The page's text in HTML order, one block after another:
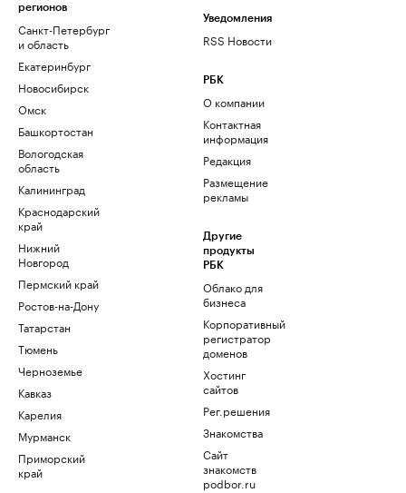
регионов
Санкт-Петербург
и область
Екатеринбург
Новосибирск
Омск
Башкортостан
Вологодская
область
Калининград
Краснодарский
край
Нижний
Новгород
Пермский край
Ростов-на-Дону
Татарстан
Тюмень
Черноземье
Кавказ
Карелия
Мурманск
Приморский
край
Уведомления
RSS Новости
РБК
О компании
Контактная
информация
Редакция
Размещение
рекламы
Другие
продукты
РБК
Облако для
бизнеса
Корпоративный
регистратор
доменов
Хостинг
сайтов
Рег.решения
Знакомства
Сайт
знакомств
podbor.ru